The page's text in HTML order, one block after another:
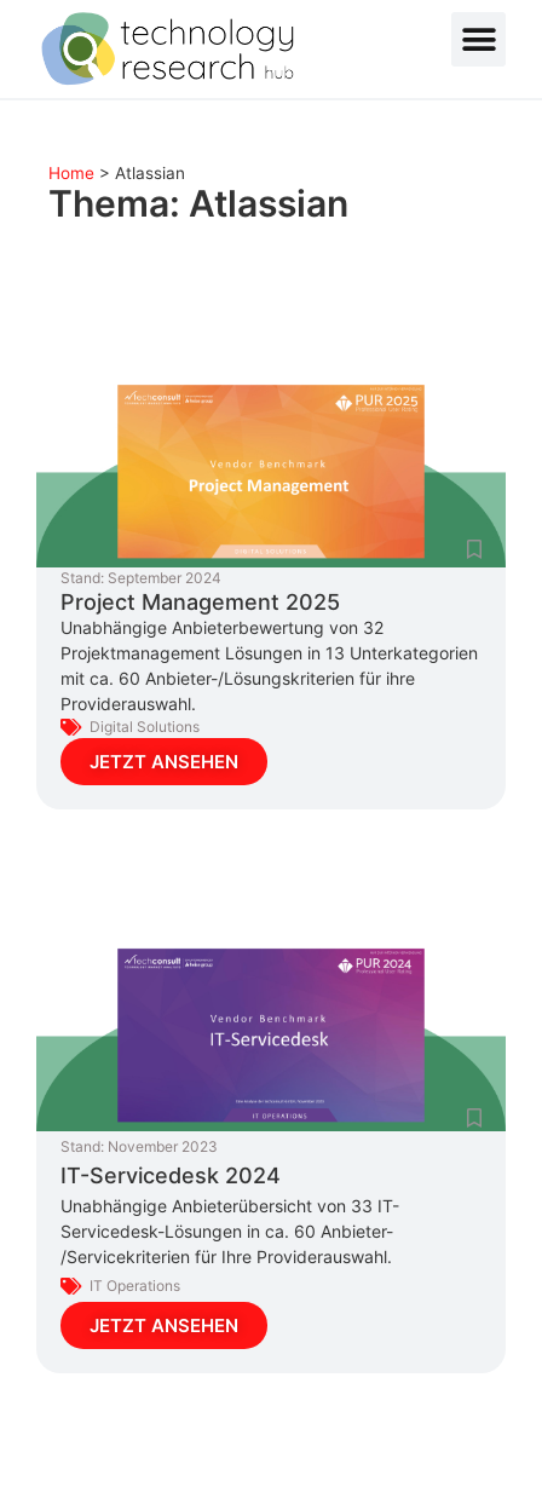
Home > Atlassian
Thema: Atlassian
Stand: September 2024
Project Management 2025
Unabhängige Anbieterbewertung von 32
Projektmanagement Lösungen in 13 Unterkategorien
mit ca. 60 Anbieter-/Lösungskriterien für ihre
Providerauswahl.
Digital Solutions
JETZT ANSEHEN
Stand: November 2023
IT-Servicedesk 2024
Unabhängige Anbieterübersicht von 33 IT-
Servicedesk-Lösungen in ca. 60 Anbieter-
/Servicekriterien für Ihre Providerauswahl.
IT Operations
JETZT ANSEHEN